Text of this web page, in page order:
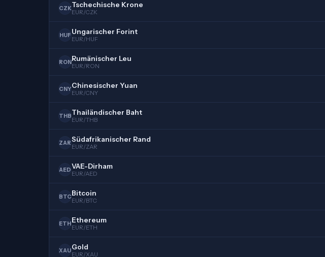
CZKTschechische Krone
EUR/CZK
HUF Ungarischer Forint
EUR/HUF
RONRumänischer Leu
EUR/RON
CNYChinesischer Yuan
EUR/CNY
THBThailändischer Baht
EUR/THB
ZARSüdafrikanischer Rand
EUR/ZAR
AEDVAE-Dirham
EUR/AED
BTCBitcoin
EUR/BTC
ETHEthereum
EUR/ETH
XAUGold
EUR/XAU